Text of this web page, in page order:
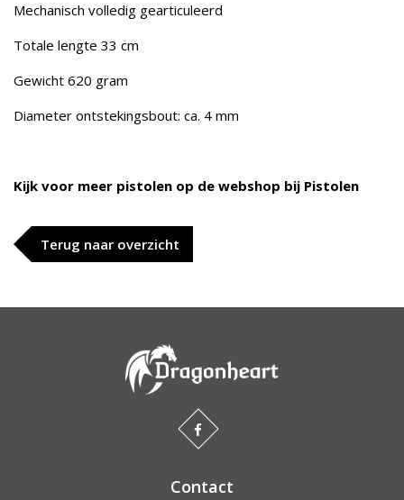
Mechanisch volledig gearticuleerd
Totale lengte 33 cm
Gewicht 620 gram
Diameter ontstekingsbout: ca. 4 mm
Kijk voor meer pistolen op de webshop bij Pistolen
Terug naar overzicht
Contact